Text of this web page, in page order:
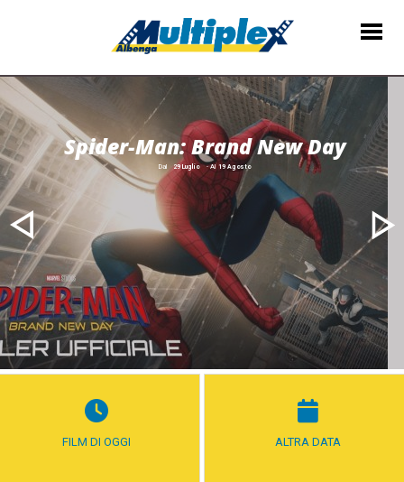
Spider-Man: BrandNewDay
Dal 29 Luglio - Al 19 Agosto
FILM DI OGGI ALTRA DATA